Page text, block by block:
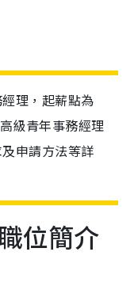
理，起薪點為
級青年事務經理
申請方法等詳
位簡介